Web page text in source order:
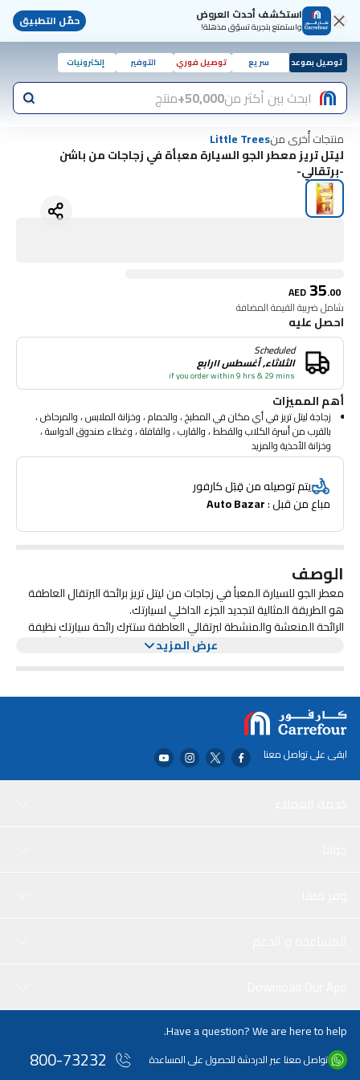
استكشف أحدث العروض
واستمتع بتجربة تسوّق مذهلة! حمّل التطبيق
توصيل بموعد سريع توصيل فوري التوفير إلكترونيات
ابحث بين أكثر من50,000+ منتج
منتجات أُخرى منLittle Trees
ليتل تريز معطر الجو السيارة معبأة في زجاجات من باشن
-برتقالي-
AED 35.00
شامل ضريبة القيمة المضافة
احصل عليه
Scheduled
الثلاثاء, أغسطس ١١رابع
if you order within 9 hrs & 29 mins
أهم المميزات
زجاجة ليتل تريز في أي مكان في المطبخ ، والحمام ، وخزانة الملابس ، والمرحاض ،
بالقرب من أسرة الكلاب والقطط ، والقارب ، والقافلة ، وغطاء صندوق الدواسة ،
وخزانة الأحذية والمزيد
قم بإزالة الغطاء والغطاء ، واقلب الزجاجة رأسا على عقب ، واسمح للسائل بالنقع
في الخيط ، واسحب الحبل الرطب عبر الغطاء ، واتركه يطلق ببطء رائحته الطازجة
الرائعةيتم توصيله من قِبَل كارفور
مباع من قبل : Auto Bazar
الوصف
معطر الجو للسيارة المعبأ في زجاجات من ليتل تريز برائحة البرتقال العاطفة
هو الطريقة المثالية لتجديد الجزء الداخلي لسيارتك.
الرائحة المنعشة والمنشطة لبرتقالي العاطفة ستترك رائحة سيارتك نظيفة
وجذابة. ما عليك سوى تعليق معطر الجو من مرآة الرؤية الخلفية أو وضعه
مع معطر الجو المريح والأنيق هذا.
عرض المزيد
ابقى على تواصل معنا
Have a question? We are here to help.
تواصل معنا عبر الدردشة للحصول على المساعدة 800-73232